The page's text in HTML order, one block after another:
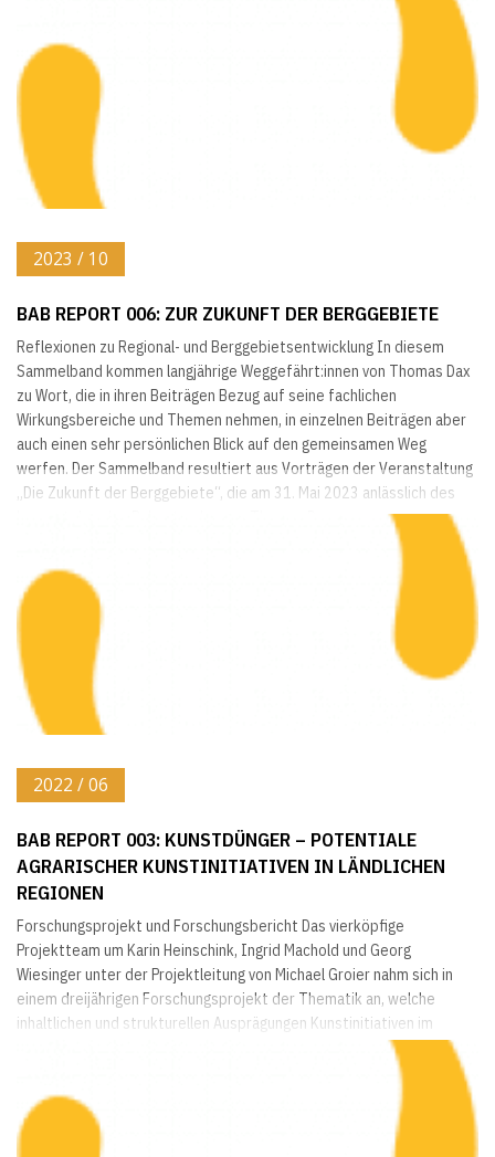
Fallbeispielregionen mit Flächenwirtschaftlichen...
2023 / 10
BAB REPORT 006: ZUR ZUKUNFT DER BERGGEBIETE
Reflexionen zu Regional- und Berggebietsentwicklung In diesem
Sammelband kommen langjährige Weggefährt:innen von Thomas Dax
zu Wort, die in ihren Beiträgen Bezug auf seine fachlichen
Wirkungsbereiche und Themen nehmen, in einzelnen Beiträgen aber
auch einen sehr persönlichen Blick auf den gemeinsamen Weg
werfen. Der Sammelband resultiert aus Vorträgen der Veranstaltung
„Die Zukunft der Berggebiete“, die am 31. Mai 2023 anlässlich des
2022 / 06
BAB REPORT 003: KUNSTDÜNGER – POTENTIALE
AGRARISCHER KUNSTINITIATIVEN IN LÄNDLICHEN
REGIONEN
Forschungsprojekt und Forschungsbericht Das vierköpfige
Projektteam um Karin Heinschink, Ingrid Machold und Georg
Wiesinger unter der Projektleitung von Michael Groier nahm sich in
einem dreijährigen Forschungsprojekt der Thematik an, welche
inhaltlichen und strukturellen Ausprägungen Kunstinitiativen im
ländlichen Raum haben, welche Wechselwirkungen zwischen
Kunstschaffen und landwirtschaftlicher Arbeit bestehen und welche
Wirkungen auf individueller, betrieblicher und regionaler Ebene...